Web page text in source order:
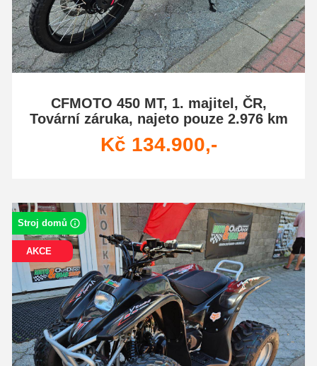
CFMOTO 450 MT, 1. majitel, ČR,
Tovární záruka, najeto pouze 2.976 km
Kč 134.900,-
Stroj domů
AKCE